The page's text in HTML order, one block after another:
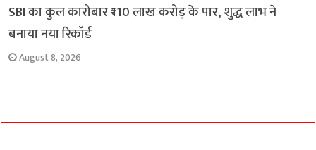
SBI का कुल कारोबार ₹110 लाख करोड़ के पार, शुद्ध लाभ ने
बनाया नया रिकॉर्ड
August 8, 2026